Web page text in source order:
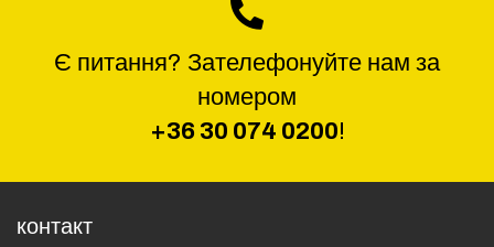
Є питання? Зателефонуйте нам за
номером
+36 30 074 0200!
контакт